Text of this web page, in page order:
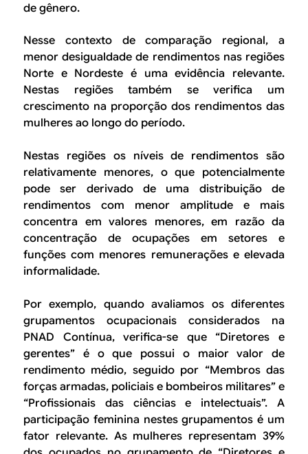
de gênero.
Nesse contexto de comparação regional, a
menor desigualdade de rendimentos nas regiões
Norte e Nordeste é uma evidência relevante.
Nestas regiões também se verifica um
crescimento na proporção dos rendimentos das
mulheres ao longo do período.
Nestas regiões os níveis de rendimentos são
relativamente menores, o que potencialmente
pode ser derivado de uma distribuição de
rendimentos com menor amplitude e mais
concentra em valores menores, em razão da
concentração de ocupações em setores e
funções com menores remunerações e elevada
informalidade.
Por exemplo, quando avaliamos os diferentes
grupamentos ocupacionais considerados na
PNAD Contínua, verifica-se que “Diretores e
gerentes” é o que possui o maior valor de
rendimento médio, seguido por “Membros das
forças armadas, policiais e bombeiros militares” e
“Profissionais das ciências e intelectuais”. A
participação feminina nestes grupamentos é um
fator relevante. As mulheres representam 39%